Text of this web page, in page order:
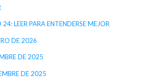
LEER PARA ENTENDERSE MEJOR
DE 2026
DE 2025
DE 2025